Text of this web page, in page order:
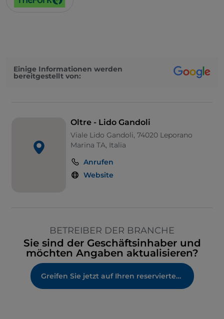
Einige Informationen werden
bereitgestellt von:
Oltre - Lido Gandoli
Viale Lido Gandoli, 74020 Leporano
Marina TA, Italia
Anrufen
Website
BETREIBER DER BRANCHE
Sie sind der Geschäftsinhaber und
möchten Angaben aktualisieren?
Greifen Sie jetzt auf Ihren reservierten Bereich zu